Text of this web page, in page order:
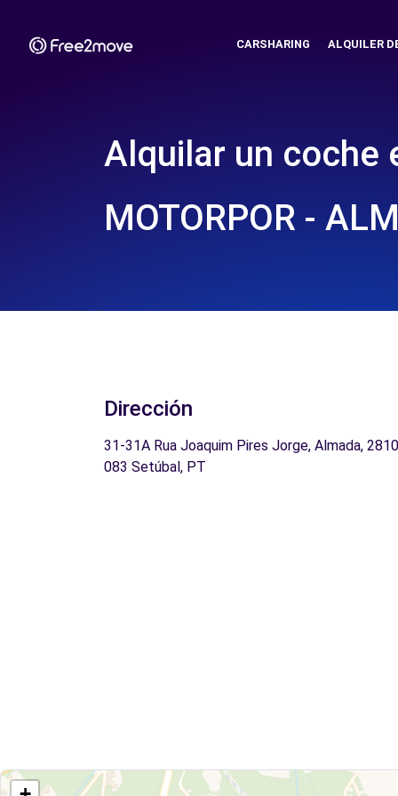
CARSHARING ALQUILER
Alquilar un coche
MOTORPOR -
Dirección
31-31A Rua Joaquim Pires Jorge, Almada,
083 Setúbal, PT